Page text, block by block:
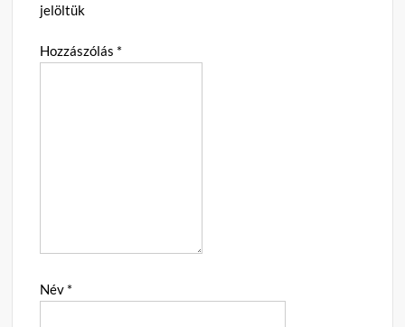
jelöltük
Hozzászólás *
Név *